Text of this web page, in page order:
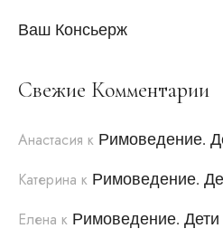
Ваш Консьерж
Свежие Комментарии
Анастасия к Римоведение.
Катерина к Римоведение.
Елена к Римоведение. Дети